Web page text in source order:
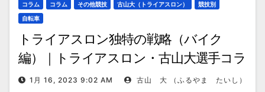
コラム コラム その他競技 古山大（トライアスロン）
競技別
自転車
トライアスロン独特の戦略（バイク
編）｜トライアスロン・古山大選手コラ
ム1月 16, 2023 9:02 AM 古山 大 （ふるやま たいし）